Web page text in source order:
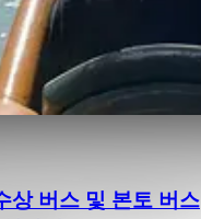
상 버스 및 본토 버스